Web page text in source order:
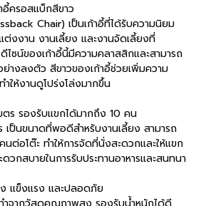
อี้ครอสแบ็กสีขาว
Chair) เป็นเก้าอี้ที่ได้รับความนิยม
ต่งงาน งานเลี้ยง และงานจัดเลี้ยงที่
ไซน์ของเก้าอี้นี้มีความคลาสสิกและสามารถ
ย่างลงตัว สีขาวของเก้าอี้ช่วยเพิ่มความ
ให้งานดูโปร่งโล่งมากขึ้น
ตร รองรับแขกได้มากถึง 10 คน
เป็นขนาดที่พอดีสำหรับงานเลี้ยง สามารถ
ต่อโต๊ะ ทำให้การจัดที่นั่งสะดวกและให้แขก
กสบายในการรับประทานอาหารและสนทนา
แข็งแรง และปลอดภัย